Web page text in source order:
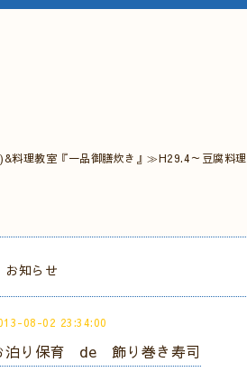
料理教室『一品御膳炊き』≫H29.4～豆腐料
お知らせ
08-02 23:34:00
泊り保育 de 飾り巻き寿司